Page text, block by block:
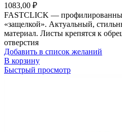
1083,00 ₽
FASTCLICK —
«защелкой». Актуальный,
материал. Листы крепятся к
отверстия
Добавить в список желаний
В корзину
Быстрый просмотр